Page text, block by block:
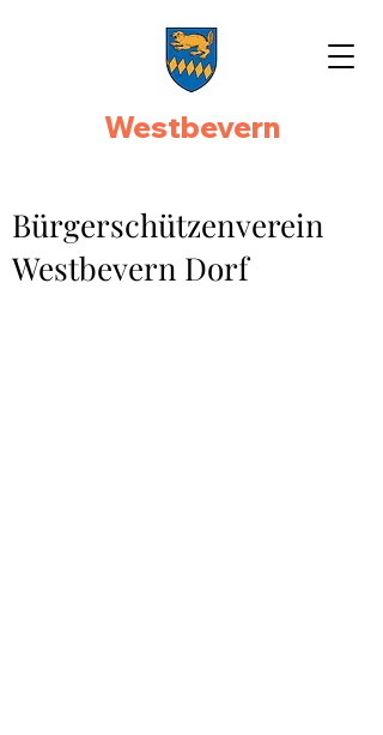
Westbevern
Bürgerschützenverein
Westbevern Dorf